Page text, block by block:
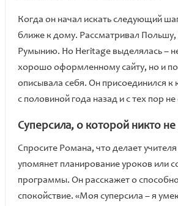
Когда он начал искать следующий
ближе к дому. Рассматривал
Румынию. Но Heritage выделялась –
хорошо оформленному сайту, но и
описывала себя. Он присоединился
с половиной года назад и с тех пор
Суперсила, о которой никто не
Спросите Романа, что делает
упомянет планирование уроков или
программы. Он расскажет о
спокойствие. «Моя суперсила – я